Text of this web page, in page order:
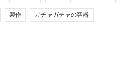
製作 ガチャガチャの容器